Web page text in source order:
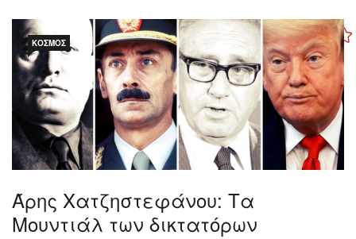
ΚΌΣΜΟΣ
Άρης Χατζηστεφάνου: Τα
Μουντιάλ των δικτατόρων